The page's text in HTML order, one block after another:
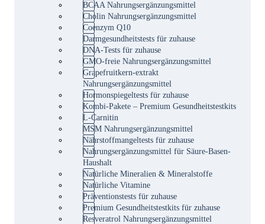
BCAA Nahrungsergänzungsmittel
Cholin Nahrungsergänzungsmittel
Coenzym Q10
Darmgesundheitstests für zuhause
DNA-Tests für zuhause
GMO-freie Nahrungsergänzungsmittel
Grapefruitkern-extrakt
Nahrungsergänzungsmittel
Hormonspiegeltests für zuhause
Kombi-Pakete – Premium Gesundheitstestkits
L-Carnitin
MSM Nahrungsergänzungsmittel
Nährstoffmangeltests für zuhause
Nahrungsergänzungsmittel für Säure-Basen-
Haushalt
Natürliche Mineralien & Mineralstoffe
Natürliche Vitamine
Präventionstests für zuhause
Premium Gesundheitstestkits für zuhause
Resveratrol Nahrungsergänzungsmittel